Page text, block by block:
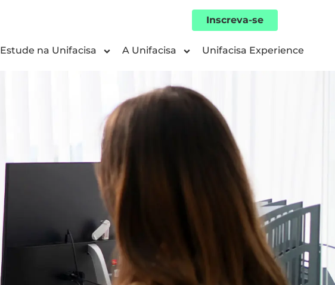
Inscreva-se
Estude na Unifacisa A Unifacisa Unifacisa Experience